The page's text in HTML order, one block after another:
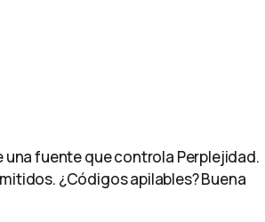
una fuente que controla Perplejidad.
¿Códigos apilables? Buena